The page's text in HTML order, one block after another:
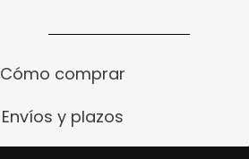
Cómo comprar
Envíos y plazos